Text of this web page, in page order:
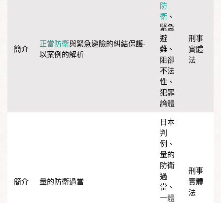
正當防衛與緊急避險的糾結保護-
以案例的解析
防
衛 、
緊急
避
難 、
阻卻
不法
性 、
犯罪
論體
刑事
實體
法
量的防衛過當
日本
判
例 、
量的
防衛
過
當 、
一體
刑事
實體
法